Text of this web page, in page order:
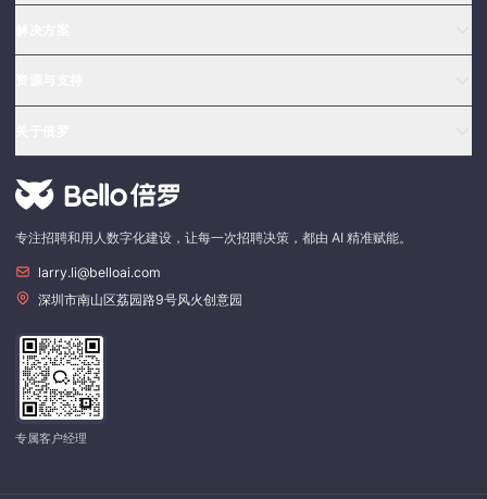
专注招聘和用人数字化建设，让每一次招聘决策，都由 AI 精准赋能。
larry.li@belloai.com
深圳市南山区荔园路9号风火创意园
专属客户经理